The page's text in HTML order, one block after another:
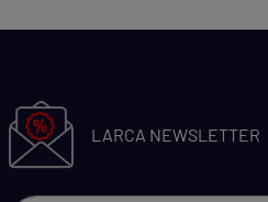
LARCA NEWSLETTER